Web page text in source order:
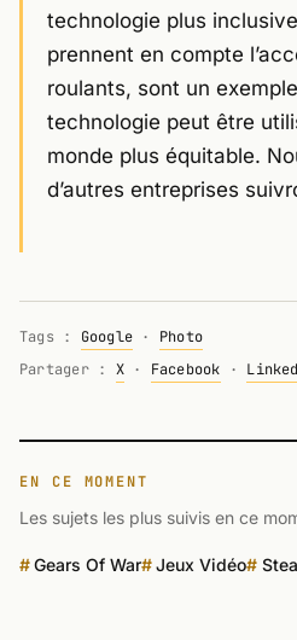
technologie plus
prennent en compte
roulants, sont un
technologie peut être
monde plus équitable.
d’autres entreprises
Tags : Google · Photo
Partager : X· Facebook ·
EN CE MOMENT
Les sujets les plus suivis en ce
Gears Of War Jeux Vidéo